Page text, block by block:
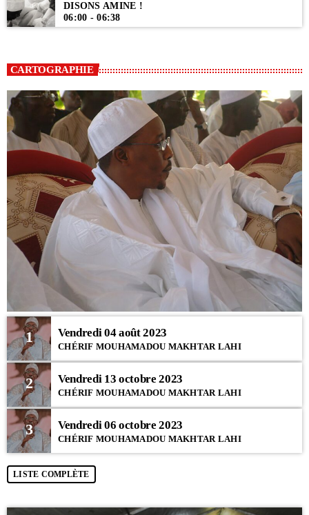
DISONS AMINE !
06:00 - 06:38
CARTOGRAPHIE
1 Vendredi 04 août 2023
CHÉRIF MOUHAMADOU MAKHTAR LAHI
2 Vendredi 13 octobre 2023
CHÉRIF MOUHAMADOU MAKHTAR LAHI
3 Vendredi 06 octobre 2023
CHÉRIF MOUHAMADOU MAKHTAR LAHI
LISTE COMPLÈTE